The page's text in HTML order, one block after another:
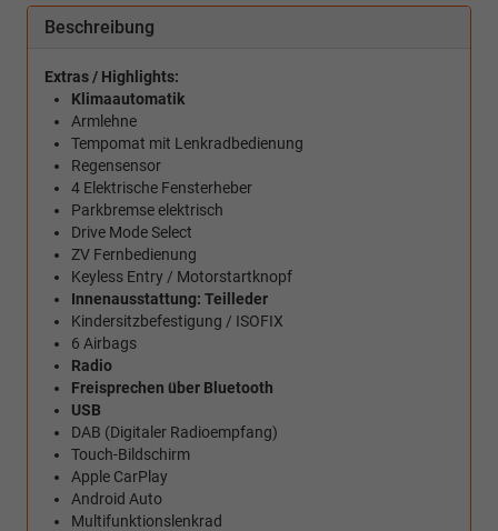
Beschreibung
Extras / Highlights:
Klimaautomatik
Armlehne
Tempomat mit Lenkradbedienung
Regensensor
4 Elektrische Fensterheber
Parkbremse elektrisch
Drive Mode Select
ZV Fernbedienung
Keyless Entry / Motorstartknopf
Innenausstattung: Teilleder
Kindersitzbefestigung / ISOFIX
6 Airbags
Radio
Freisprechen über Bluetooth
USB
DAB (Digitaler Radioempfang)
Touch-Bildschirm
Apple CarPlay
Android Auto
Multifunktionslenkrad